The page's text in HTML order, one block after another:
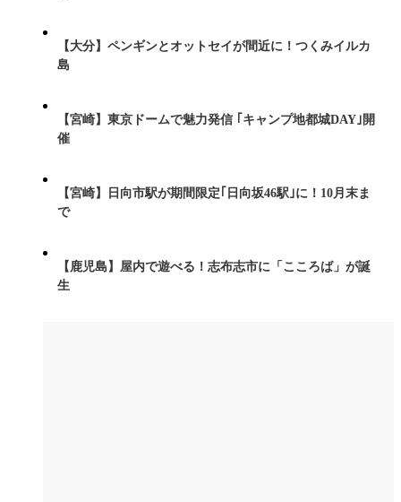
【大分】ペンギンとオットセイが間近に！つくみイルカ
島
【宮崎】東京ドームで魅力発信 ｢キャンプ地都城DAY｣開
催
【宮崎】日向市駅が期間限定｢日向坂46駅｣に！10月末ま
で
【鹿児島】屋内で遊べる！志布志市に「こころば」が誕
生